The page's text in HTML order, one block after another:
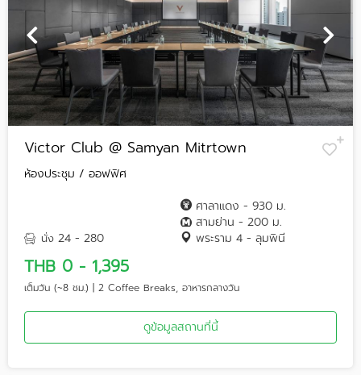
Victor Club @ Samyan Mitrtown
ห้องประชุม / ออฟฟิศ
นั่ง 24 - 280
ศาลาแดง - 930 ม.
สามย่าน - 200 ม.
พระราม 4 - ลุมพินี
THB 0 - 1,395
เต็มวัน (~8 ชม.) | 2 Coffee Breaks, อาหารกลางวัน
ดูข้อมูลสถานที่นี้